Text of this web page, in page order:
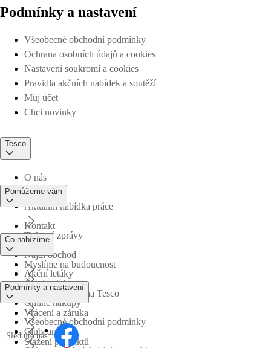
Podmínky a nastavení
Všeobecné obchodní podmínky
Ochrana osobních údajů a cookies
Nastavení soukromí a cookies
Pravidla akčních nabídek a soutěží
Můj účet
Chci novinky
Tesco
O nás
Aktuální nabídka práce
Tiskové zprávy
Myslíme na budoucnost
Obchodní skupina Tesco
Pomůžeme vám
Kontakt
Najdi obchod
Časté otázky
Vrácení a záruka
Stažení produktů
Co nabízíme
Akční letáky
Online nákupy
Clubcard
Podmínky a nastavení
Všeobecné obchodní podmínky
Sledujte nás